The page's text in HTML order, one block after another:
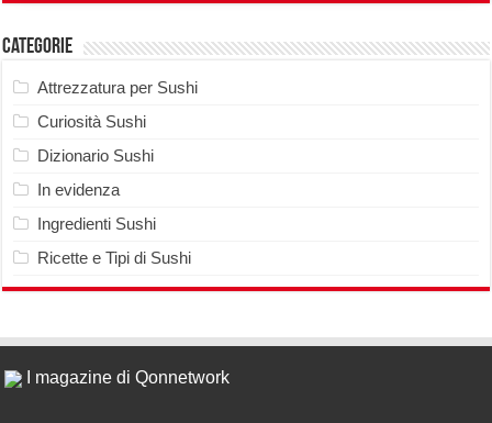
Categorie
Attrezzatura per Sushi
Curiosità Sushi
Dizionario Sushi
In evidenza
Ingredienti Sushi
Ricette e Tipi di Sushi
I magazine di Qonnetwork